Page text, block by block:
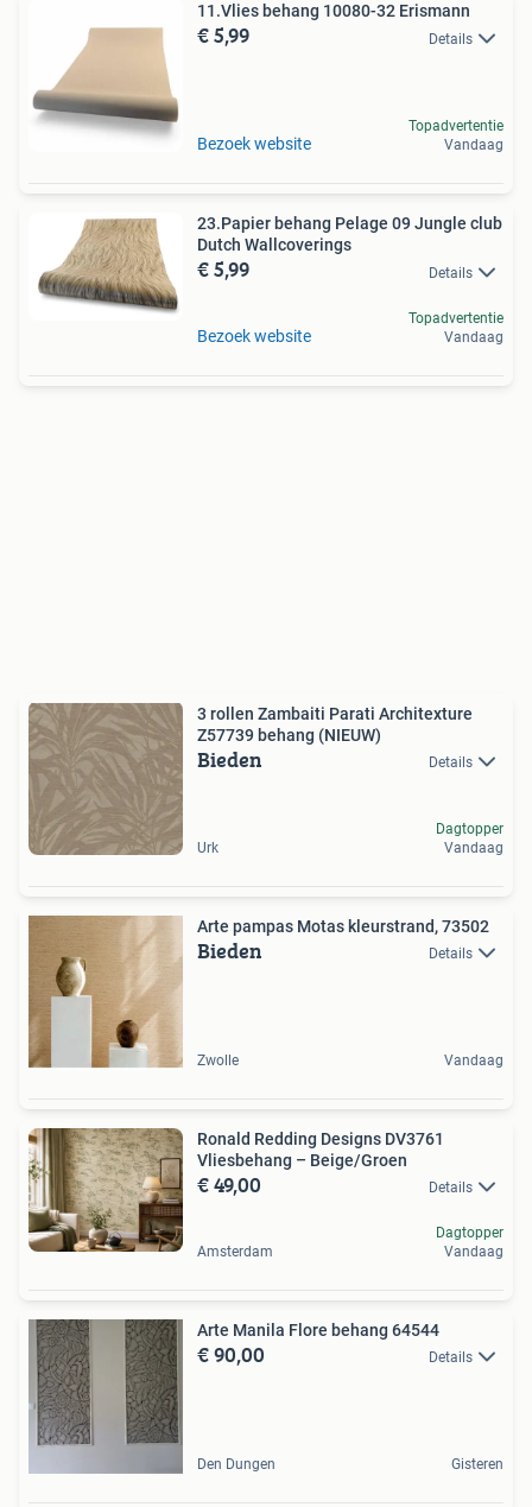
11.Vlies behang 10080-32 Erismann
€ 5,99 Details
Bezoek website
Topadvertentie
Vandaag
23.Papier behang Pelage 09 Jungle club
Dutch Wallcoverings
€ 5,99 Details
Bezoek website
Topadvertentie
Vandaag
3 rollen Zambaiti Parati Architexture
Z57739 behang (NIEUW)
Bieden Details
Urk
Dagtopper
Vandaag
Arte pampas Motas kleurstrand, 73502
Bieden Details
Zwolle Vandaag
Ronald Redding Designs DV3761
Vliesbehang – Beige/Groen
€ 49,00 Details
Amsterdam
Dagtopper
Vandaag
Arte Manila Flore behang 64544
€ 90,00 Details
Den Dungen Gisteren